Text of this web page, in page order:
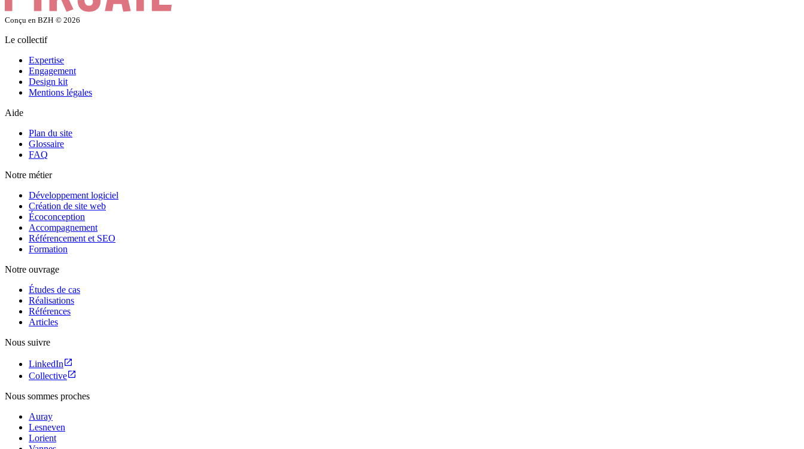
Conçu en BZH © 2026
Le collectif
Expertise
Engagement
Design kit
Mentions légales
Aide
Plan du site
Glossaire
FAQ
Notre métier
Développement logiciel
Création de site web
Écoconception
Accompagnement
Référencement et SEO
Formation
Notre ouvrage
Études de cas
Réalisations
Références
Articles
Nous suivre
LinkedIn
Collective
Nous sommes proches
Auray
Lesneven
Lorient